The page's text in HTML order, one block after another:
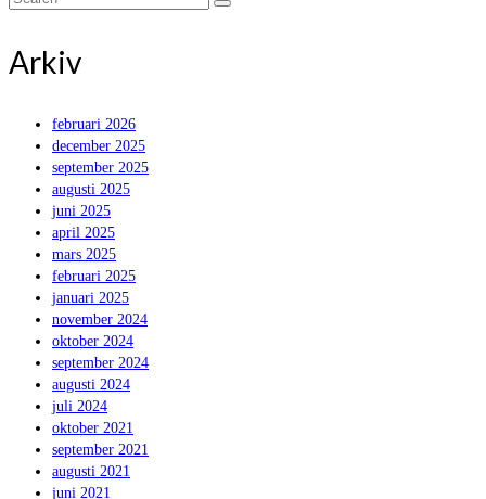
Arkiv
februari 2026
december 2025
september 2025
augusti 2025
juni 2025
april 2025
mars 2025
februari 2025
januari 2025
november 2024
oktober 2024
september 2024
augusti 2024
juli 2024
oktober 2021
september 2021
augusti 2021
juni 2021